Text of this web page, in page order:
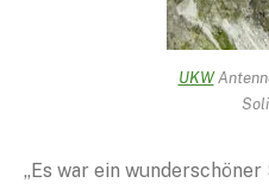
UKW
„Es war ein